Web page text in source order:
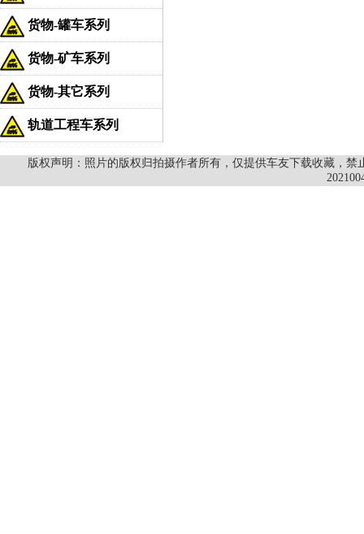
货物-罐车系列
货物-矿车系列
货物-其它系列
轨道工程车系列
版权声明：照片的版权归拍摄作者所有，仅提供车友下载收藏，